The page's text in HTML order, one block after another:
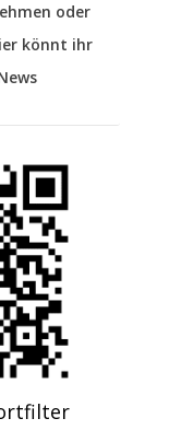
oder
könnt ihr